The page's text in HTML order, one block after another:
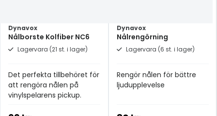
Dynavox
Nålborste Kolfiber NC6
Lagervara (21 st. i lager)
Det perfekta tillbehöret för
att rengöra nålen på
vinylspelarens pickup.
Dynavox
Nålrengörning
Lagervara (6 st. i lager)
Rengör nålen för bättre
ljudupplevelse